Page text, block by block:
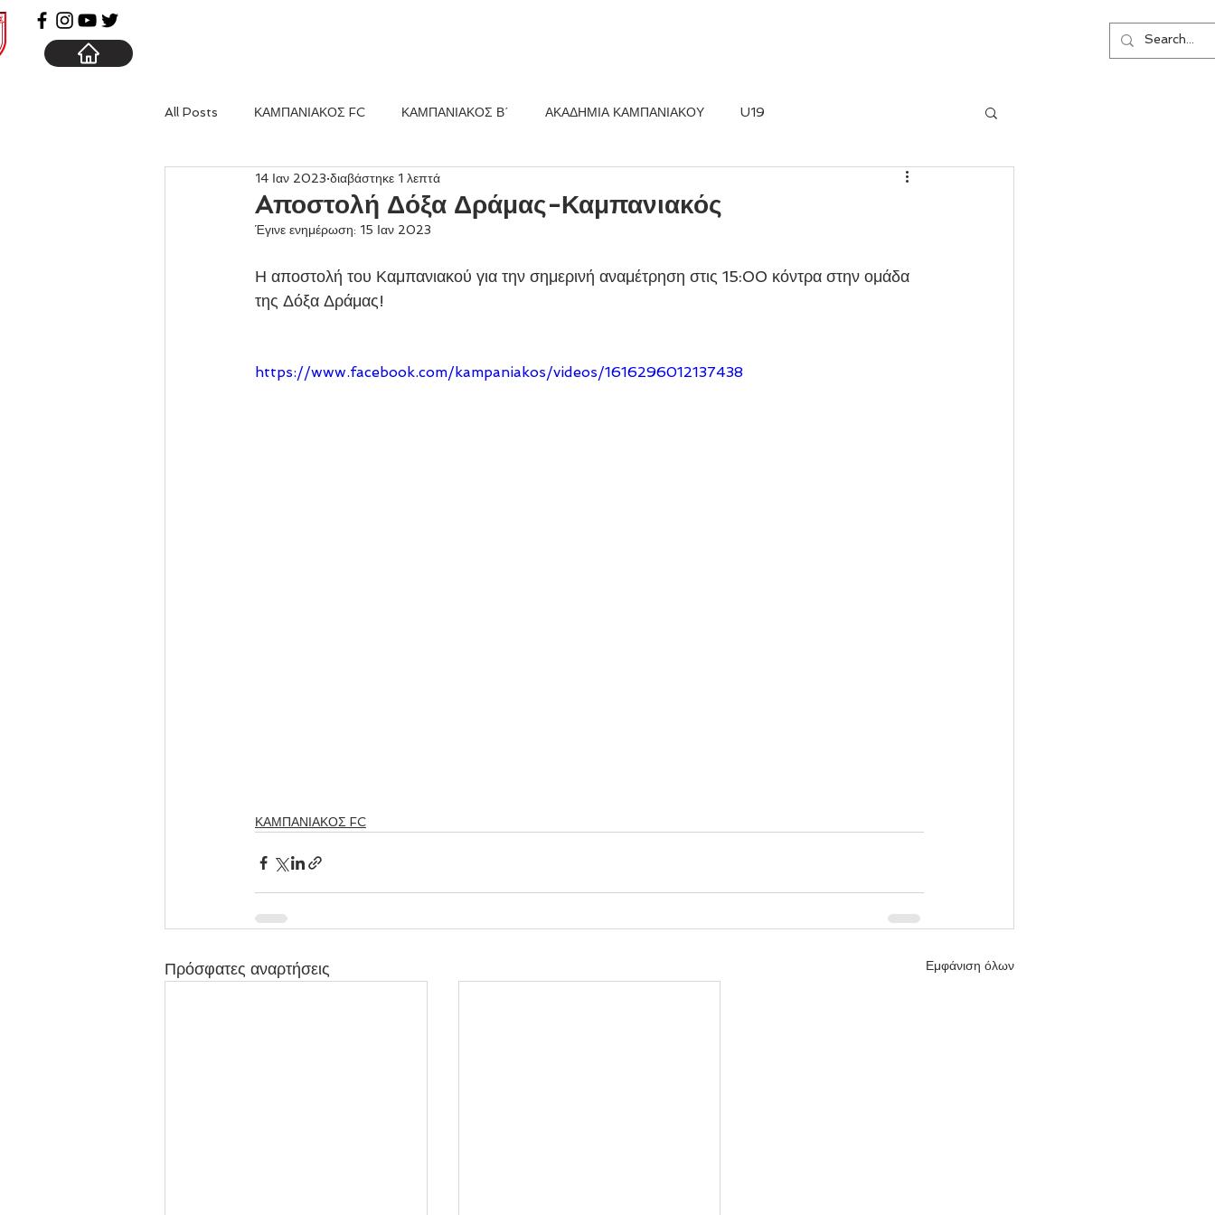
All Posts ΚΑΜΠΑΝΙΑΚΟΣ FC ΚΑΜΠΑΝΙΑΚΟΣ Β΄ ΑΚΑΔΗΜΙΑ ΚΑΜΠΑΝΙΑΚΟΥ U19
Aποστολή Δόξα Δράμας-Καμπανιακός
14 Ιαν 2023 διαβάστηκε 1 λεπτά
Έγινε ενημέρωση: 15 Ιαν 2023
Η αποστολή του Καμπανιακού για την σημερινή αναμέτρηση στις 15:00 κόντρα στην ομάδα
της Δόξα Δράμας!
https://www.facebook.com/kampaniakos/videos/1616296012137438
ΚΑΜΠΑΝΙΑΚΟΣ FC
Πρόσφατες αναρτήσεις Εμφάνιση όλων